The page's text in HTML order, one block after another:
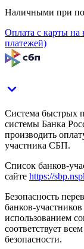
Наличными при
Оплата с карты
платежей)
Система быстрых
системы Банка
производить
участника СБП.
Список банков-
сайте https://
Безопасность
банков-
использованием
соответствует
безопасности.